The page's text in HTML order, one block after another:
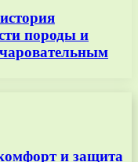
породы и
и защита